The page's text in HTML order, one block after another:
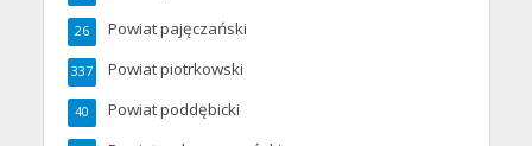
Powiat pajęczański
26
Powiat piotrkowski
337
Powiat poddębicki
40